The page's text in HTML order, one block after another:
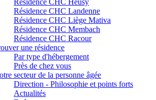
Résidence CHC Landenne
Résidence CHC Liège Mativa
Résidence CHC Membach
Résidence CHC Racour
une résidence
Par type d'hébergement
Près de chez vous
secteur de la personne âgée
Direction - Philosophie et points forts
Actualités